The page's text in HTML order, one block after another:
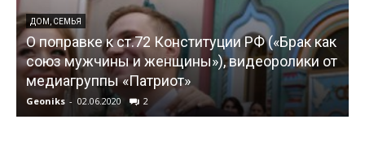
ДОМ, СЕМЬЯ
О поправке к ст.72 Конституции РФ («Брак как
союз мужчины и женщины»), видеоролики от
медиагруппы «Патриот»
Geoniks - 02.06.2020 2